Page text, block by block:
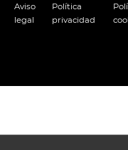
Aviso
legal
Política
privacidad